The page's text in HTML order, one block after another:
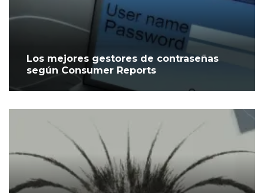
Los mejores gestores de contraseñas
según Consumer Reports